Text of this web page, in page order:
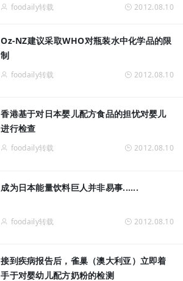
foodaily转载 2012.08.10
Oz-NZ建议采取WHO对瓶装水中化学品的限
制
foodaily转载 2012.08.10
香港基于对日本婴儿配方食品的担忧对婴儿
进行检查
foodaily转载 2012.08.10
成为日本能量饮料巨人并非易事......
foodaily转载 2012.08.10
接到疾病报告后，雀巢（澳大利亚）立即着
手于对婴幼儿配方奶粉的检测